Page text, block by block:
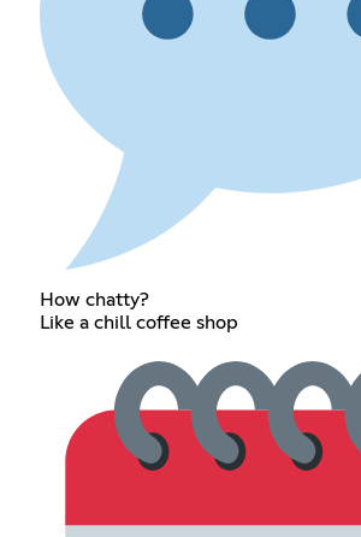
How chatty?
Like a chill coffee shop